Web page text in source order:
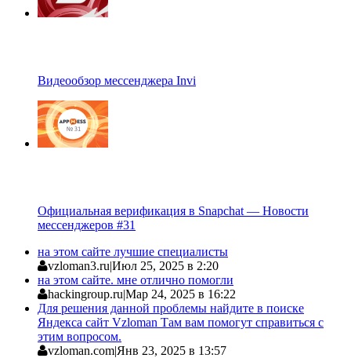
Видеообзор мессенджера Invi
Официальная верификация в Snapchat — Новости
мессенджеров #31
на этом сайте лучшие специалисты
vzloman3.ru|Июл 25, 2025 в 2:20
на этом сайте. мне отлично помогли
hackingroup.ru|Мар 24, 2025 в 16:22
Для решения данной проблемы найдите в поиске
Яндекса сайт Vzloman Там вам помогут справиться с
этим вопросом.
vzloman.com|Янв 23, 2025 в 13:57